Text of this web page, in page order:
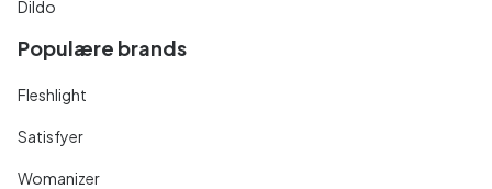
Dildo
Populære brands
Fleshlight
Satisfyer
Womanizer